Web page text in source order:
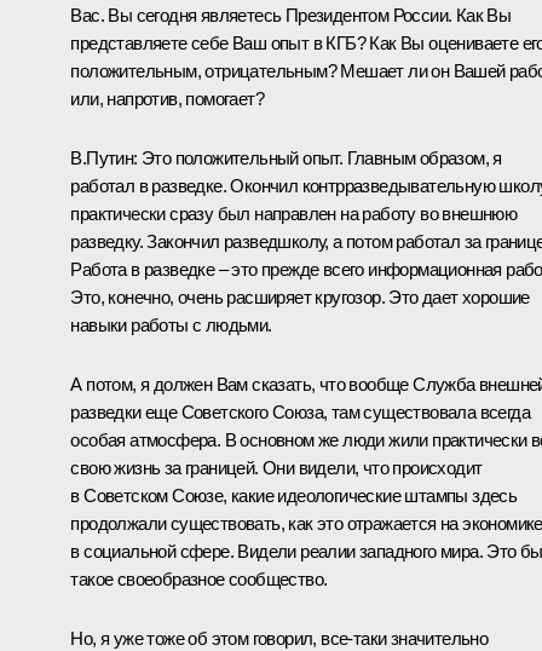
Вас. Вы сегодня являетесь Президентом России. Как Вы
представляете себе Ваш опыт в КГБ? Как Вы оцениваете
положительным, отрицательным? Мешает ли он Вашей
или, напротив, помогает?
В.Путин: Это положительный опыт. Главным образом, я
работал в разведке. Окончил контрразведывательную
практически сразу был направлен на работу во внешнюю
разведку. Закончил разведшколу, а потом работал за
Работа в разведке – это прежде всего информационная
Это, конечно, очень расширяет кругозор. Это дает хорошие
навыки работы с людьми.
А потом, я должен Вам сказать, что вообще Служба
разведки еще Советского Союза, там существовала всегда
особая атмосфера. В основном же люди жили практически
свою жизнь за границей. Они видели, что происходит
в Советском Союзе, какие идеологические штампы здесь
продолжали существовать, как это отражается на
в социальной сфере. Видели реалии западного мира. Это
такое своеобразное сообщество.
Но, я уже тоже об этом говорил, все‑таки значительно